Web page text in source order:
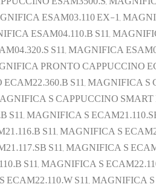
ESAM03.110 EX-1,
ESAM04.110.B S11,
S11, MAGNIFICA
PRONTO CAPPUCCINO
S11, MAGNIFICA
S CAPPUCCINO
MAGNIFICA S
S11, MAGNIFICA S
S11, MAGNIFICA S
S11, MAGNIFICA S
S11, MAGNIFICA